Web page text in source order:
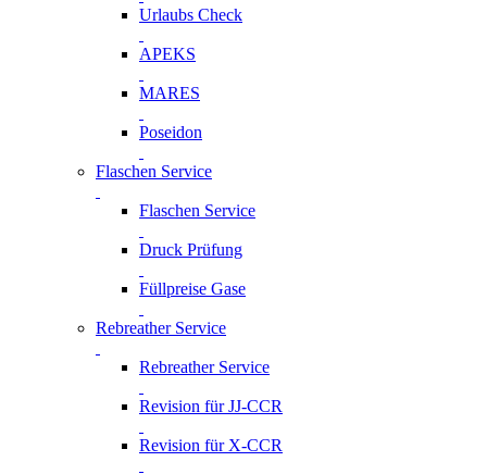
Urlaubs Check
APEKS
MARES
Poseidon
Flaschen Service
Flaschen Service
Druck Prüfung
Füllpreise Gase
Rebreather Service
Rebreather Service
Revision für JJ-CCR
Revision für X-CCR